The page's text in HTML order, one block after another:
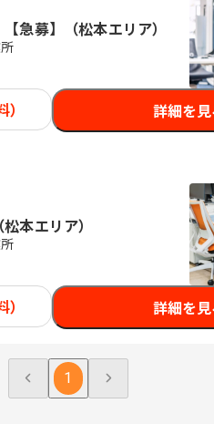
急募】（松本エリア）
詳細を見
本エリア）
詳細を見
1